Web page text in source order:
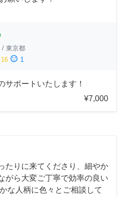
/ 東京都
16 sentiment_dissatisfied 1
サポートいたします！
¥7,000
たりに来てくださり、細やか
がら大変ご丁寧で効率の良い
な人柄に色々とご相談して